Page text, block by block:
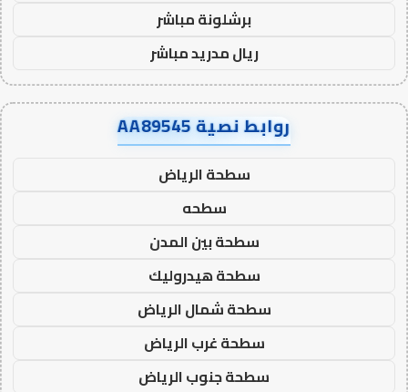
برشلونة مباشر
ريال مدريد مباشر
روابط نصية AA89545
سطحة الرياض
سطحه
سطحة بين المدن
سطحة هيدروليك
سطحة شمال الرياض
سطحة غرب الرياض
سطحة جنوب الرياض